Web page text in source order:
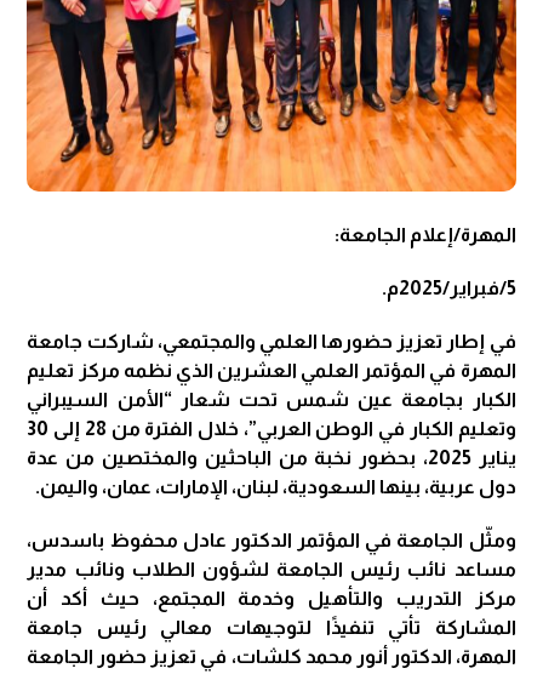
المهرة/إعلام الجامعة:
5/فبراير/2025م.
في إطار تعزيز حضورها العلمي والمجتمعي، شاركت جامعة
المهرة في المؤتمر العلمي العشرين الذي نظمه مركز تعليم
الكبار بجامعة عين شمس تحت شعار “الأمن السيبراني
وتعليم الكبار في الوطن العربي”، خلال الفترة من 28 إلى 30
يناير 2025، بحضور نخبة من الباحثين والمختصين من عدة
دول عربية، بينها السعودية، لبنان، الإمارات، عمان، واليمن.
ومثّل الجامعة في المؤتمر الدكتور عادل محفوظ باسدس،
مساعد نائب رئيس الجامعة لشؤون الطلاب ونائب مدير
مركز التدريب والتأهيل وخدمة المجتمع، حيث أكد أن
المشاركة تأتي تنفيذًا لتوجيهات معالي رئيس جامعة
المهرة، الدكتور أنور محمد كلشات، في تعزيز حضور الجامعة